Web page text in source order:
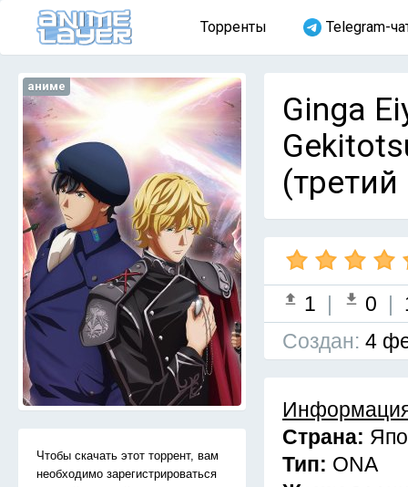
Торренты Telegram-
аниме
Чтобы скачать этот торрент, вам
необходимо зарегистрироваться
Ginga
1 | 0 |
Cоздан: 4
Страна:
Тип: ONA